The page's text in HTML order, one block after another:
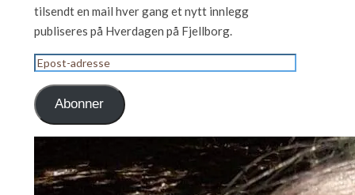
tilsendt en mail hver gang et nytt innlegg
publiseres på Hverdagen på Fjellborg.
Epost-
adresse
Abonner